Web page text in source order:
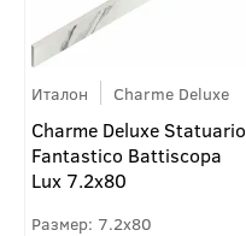
Италон Charme Deluxe
Charme Deluxe Statuario
Fantastico Battiscopa
Lux 7.2x80
7.2x80